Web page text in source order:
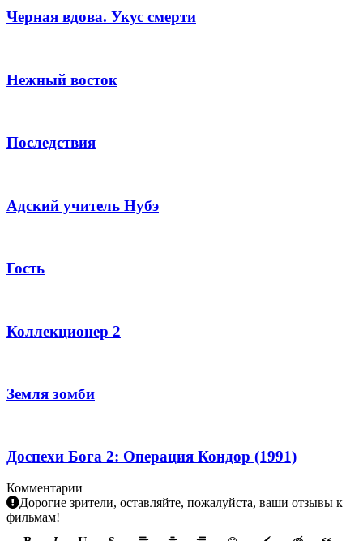
Черная вдова. Укус смерти
Нежный восток
Последствия
Адский учитель Нубэ
Гость
Коллекционер 2
Земля зомби
Доспехи Бога 2: Операция Кондор (1991)
Комментарии
Дорогие зрители, оставляйте, пожалуйста, ваши отзывы к
фильмам!